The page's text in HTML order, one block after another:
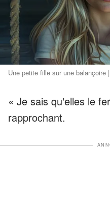
Une petite fille sur une balançoire
« Je sais qu'elles le
rapprochant.